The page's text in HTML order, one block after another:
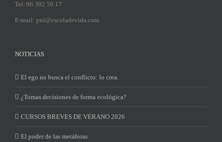
Tel. 96 392 59 17
E-mail: pnl@escoladevida.com
NOTICIAS
El ego no busca el conflicto: lo crea.
¿Tomas decisiones de forma ecológica?
CURSOS BREVES DE VERANO 2026
El poder de las metáforas